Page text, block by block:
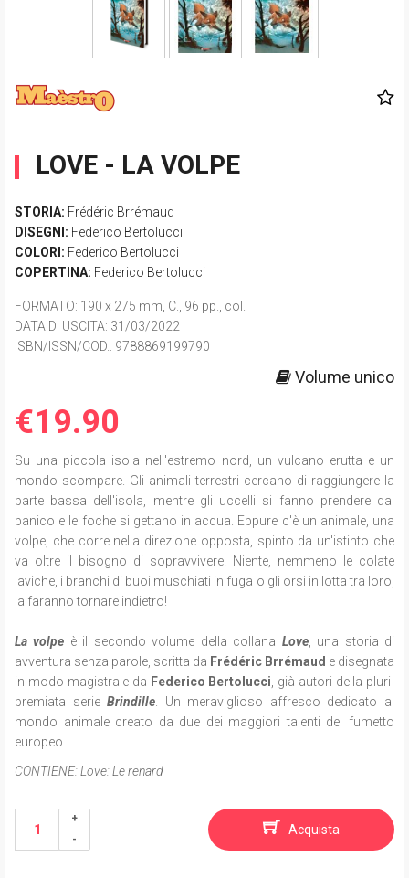
LOVE - LA VOLPE
STORIA: Frédéric Brrémaud
DISEGNI: Federico Bertolucci
COLORI: Federico Bertolucci
COPERTINA: Federico Bertolucci
FORMATO: 190 x 275 mm, C., 96 pp., col.
DATA DI USCITA: 31/03/2022
ISBN/ISSN/COD.: 9788869199790
Volume unico
€19.90
Su una piccola isola nell'estremo nord, un vulcano erutta e un
mondo scompare. Gli animali terrestri cercano di raggiungere la
parte bassa dell'isola, mentre gli uccelli si fanno prendere dal
panico e le foche si gettano in acqua. Eppure c'è un animale, una
volpe, che corre nella direzione opposta, spinto da un'istinto che
va oltre il bisogno di sopravvivere. Niente, nemmeno le colate
laviche, i branchi di buoi muschiati in fuga o gli orsi in lotta tra loro,
la faranno tornare indietro!
La volpe è il secondo volume della collana Love, una storia di
avventura senza parole, scritta da Frédéric Brrémaud e disegnata
in modo magistrale da Federico Bertolucci , già autori della pluri-
premiata serieBrindille . Un meraviglioso affresco dedicato al
mondo animale creato da due dei maggiori talenti del fumetto
europeo.
CONTIENE:Love: Le renard
Acquista